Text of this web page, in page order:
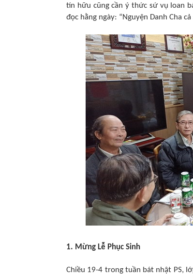
tín hữu cũng cần ý thức sứ vụ loan
đọc hằng ngày: “Nguyện Danh Cha cả
1. Mừng Lễ Phục Sinh
Chiều 19-4 trong tuần bát nhật PS,